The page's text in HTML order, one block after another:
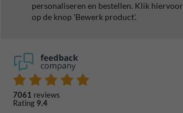
personaliseren en bestellen. Klik hiervoor
op de knop 'Bewerk product'.
7061 reviews
Rating 9.4